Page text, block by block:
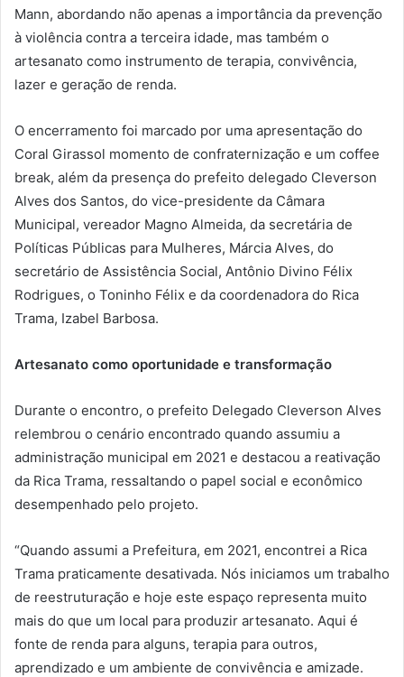
Mann, abordando não apenas a importância da prevenção
à violência contra a terceira idade, mas também o
artesanato como instrumento de terapia, convivência,
lazer e geração de renda.
O encerramento foi marcado por uma apresentação do
Coral Girassol momento de confraternização e um coffee
break, além da presença do prefeito delegado Cleverson
Alves dos Santos, do vice-presidente da Câmara
Municipal, vereador Magno Almeida, da secretária de
Políticas Públicas para Mulheres, Márcia Alves, do
secretário de Assistência Social, Antônio Divino Félix
Rodrigues, o Toninho Félix e da coordenadora do Rica
Trama, Izabel Barbosa.
Artesanato como oportunidade e transformação
Durante o encontro, o prefeito Delegado Cleverson Alves
relembrou o cenário encontrado quando assumiu a
administração municipal em 2021 e destacou a reativação
da Rica Trama, ressaltando o papel social e econômico
desempenhado pelo projeto.
“Quando assumi a Prefeitura, em 2021, encontrei a Rica
Trama praticamente desativada. Nós iniciamos um trabalho
de reestruturação e hoje este espaço representa muito
mais do que um local para produzir artesanato. Aqui é
fonte de renda para alguns, terapia para outros,
aprendizado e um ambiente de convivência e amizade.